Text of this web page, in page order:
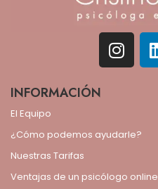
INFORMACIÓN
El Equipo
¿Cómo podemos ayudarle?
Nuestras Tarifas
Ventajas de un psicólogo online